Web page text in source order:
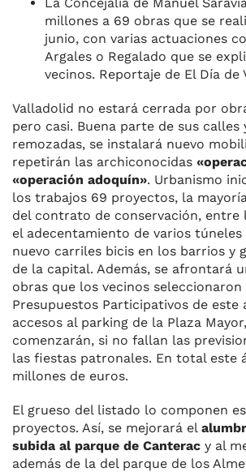
millones a 69 obras que se
junio, con varias actuaciones
Argales o Regalado que se
vecinos. Reportaje de El Día de
Valladolid no estará cerrada por
pero casi. Buena parte de sus calles
remozadas, se instalará nuevo
repetirán las archiconocidas
«operación adoquín». Urbanismo
los trabajos 69 proyectos, la
del contrato de conservación, entre
el adecentamiento de varios túneles
nuevo carriles bicis en los barrios y
de la capital. Además, se afrontará
obras que los vecinos seleccionaron
Presupuestos Participativos de este
accesos al parking de la Plaza
comenzarán, si no fallan las
las fiestas patronales. En total este
millones de euros.
El grueso del listado lo componen
proyectos. Así, se mejorará el
subida al parque de Canterac y al
además de la del parque de los